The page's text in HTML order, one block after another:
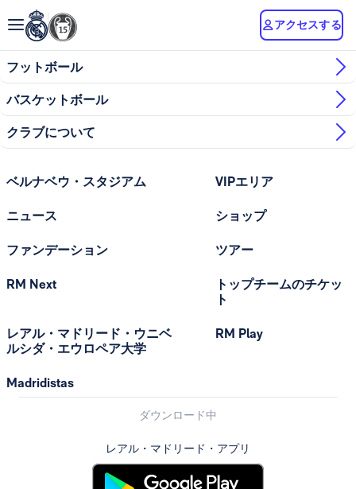
アクセスする
フットボール
バスケットボール
クラブについて
ベルナベウ・スタジアム
ニュース
ファンデーション
RM Next
レアル・マドリード・ウニベ
ルシダ・エウロペア大学
Madridistas
VIPエリア
ショップ
ツアー
トップチームのチケッ
ト
RM Play
ダウンロード中
レアル・マドリード・アプリ